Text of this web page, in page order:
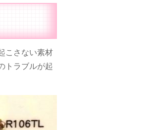
こさない素材
トラブルが起